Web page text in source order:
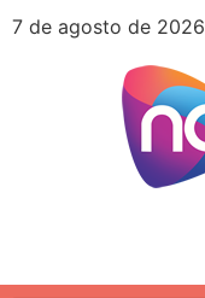
7 de agosto de 2026